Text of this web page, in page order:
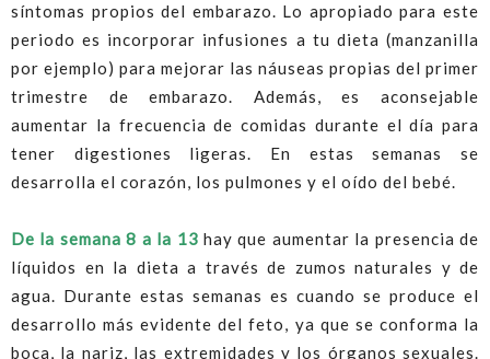
síntomas propios del embarazo. Lo apropiado para este
periodo es incorporar infusiones a tu dieta (manzanilla
por ejemplo) para mejorar las náuseas propias del primer
trimestre de embarazo. Además, es aconsejable
aumentar la frecuencia de comidas durante el día para
tener digestiones ligeras. En estas semanas se
desarrolla el corazón, los pulmones y el oído del bebé.
De la semana 8 a la 13 hay que aumentar la presencia de
líquidos en la dieta a través de zumos naturales y de
agua. Durante estas semanas es cuando se produce el
desarrollo más evidente del feto, ya que se conforma la
boca, la nariz, las extremidades y los órganos sexuales.